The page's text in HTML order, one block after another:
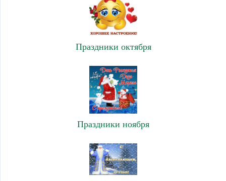
Праздники октября
Праздники ноября